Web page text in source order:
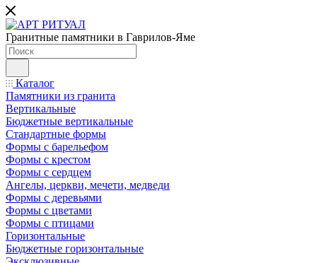
Гранитные памятники в Гаврилов-Яме
Каталог
Памятники из гранита
Вертикальные
Бюджетные вертикальные
Стандартные формы
Формы с барельефом
Формы с крестом
Формы с сердцем
Ангелы, церкви, мечети, медведи
Формы с деревьями
Формы с цветами
Формы с птицами
Горизонтальные
Бюджетные горизонтальные